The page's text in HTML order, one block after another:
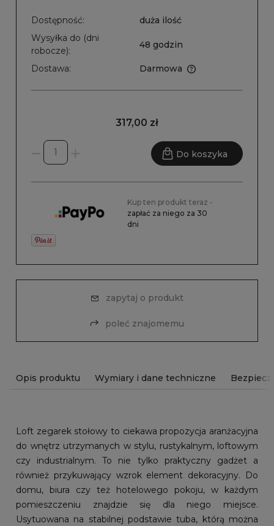
Dostępność:
duża ilość
Wysyłka do (dni
robocze):
48 godzin
Dostawa: Darmowa
317,00 zł
Do koszyka
Kup ten produkt teraz -
zapłać za niego za 30
dni
zapytaj o produkt
poleć znajomemu
Opis produktu Wymiary i dane techniczne
Loft zegarek stołowy to ciekawa propozycja aranżacyjna
do wnętrz utrzymanych w stylu, rustykalnym, loftowym
czy industrialnym. To nie tylko praktyczny gadżet a
również przykuwający wzrok element dekoracyjny. Do
domu, biura czy też hotelowego pokoju, w każdym
pomieszczeniu znajdzie się dla niego miejsce.
Usytuowana na stabilnej podstawie tuba, którą można